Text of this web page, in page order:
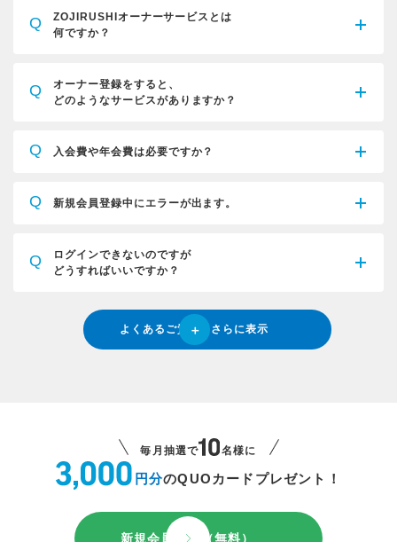
Q
ZOJIRUSHIオーナーサービスとは
何ですか？
Q
オーナー登録をすると、
どのようなサービスがありますか？
Q 入会費や年会費は必要ですか？
Q 新規会員登録中にエラーが出ます。
Q
ログインできないのですが
どうすればいいですか？
よくあるご質問をさらに表示
毎月抽選で 名様に
円分のQUOカードプレゼント！
新規会員登録（無料）